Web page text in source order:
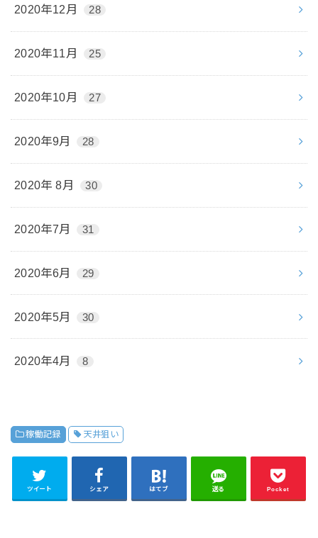
2020年12月 28
2020年11月 25
2020年10月 27
2020年9月 28
2020年 8月 30
2020年7月 31
2020年6月 29
2020年5月 30
2020年4月 8
稼働記録 天井狙い
ツイート シェア はてブ 送る Pocket